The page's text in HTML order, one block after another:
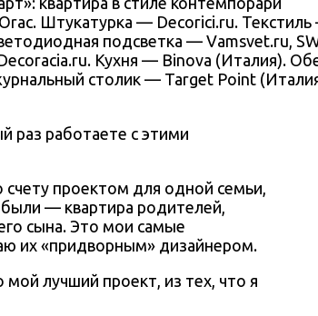
Штукатурка — Decorici.ru.
подсветка — Vamsvet.ru,
Кухня — Binova (Италия).
столик — Target Point
раз работаете с этими
проектом для одной семьи,
— квартира родителей,
сына. Это мои самые
их «придворным» дизайнером.
мой лучший проект, из тех, что я